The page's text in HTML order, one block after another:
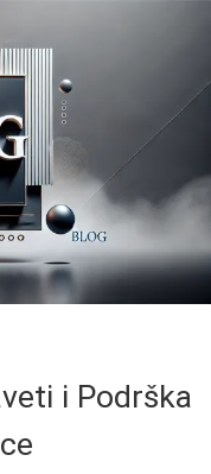
i Podrška